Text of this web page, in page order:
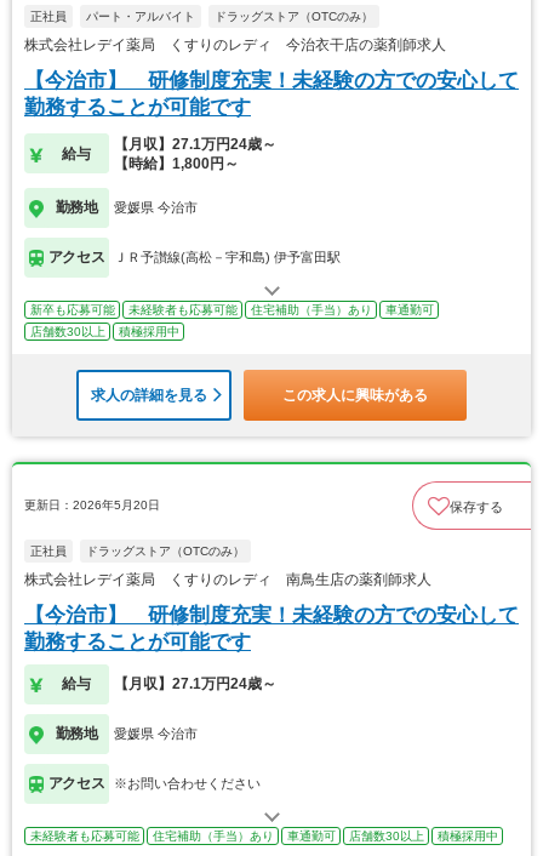
正社員 パート・アルバイト ドラッグストア（OTCのみ）
株式会社レデイ薬局 くすりのレディ 今治衣干店の薬剤師求人
【今治市】 研修制度充実！未経験の方での安心して
勤務することが可能です
給与
【月収】27.1万円24歳～
【時給】1,800円～
勤務地 愛媛県 今治市
アクセス ＪＲ予讃線(高松－宇和島) 伊予富田駅
新卒も応募可能 未経験者も応募可能 住宅補助（手当）あり
車通勤可
店舗数30以上
積極採用中
求人の詳細を見る この求人に興味がある
更新日：2026年5月20日 保存する
正社員 ドラッグストア（OTCのみ）
株式会社レデイ薬局 くすりのレディ 南鳥生店の薬剤師求人
【今治市】 研修制度充実！未経験の方での安心して
勤務することが可能です
給与 【月収】27.1万円24歳～
勤務地 愛媛県 今治市
アクセス ※お問い合わせください
未経験者も応募可能 住宅補助（手当）あり 車通勤可 店舗数30以上 積極採用中